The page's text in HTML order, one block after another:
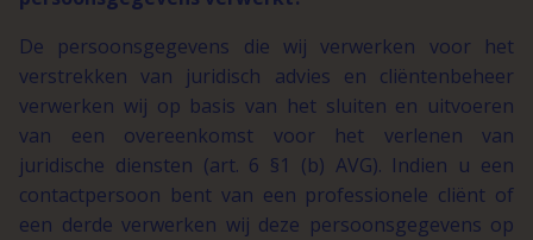
De persoonsgegevens die wij verwerken voor het
verstrekken van juridisch advies en cliëntenbeheer
verwerken wij op basis van het sluiten en uitvoeren
van een overeenkomst voor het verlenen van
juridische diensten (art. 6 §1 (b) AVG). Indien u een
contactpersoon bent van een professionele cliënt of
een derde verwerken wij deze persoonsgegevens op